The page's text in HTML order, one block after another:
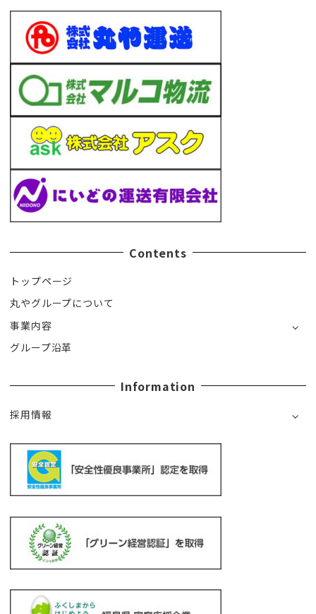
Contents
トップページ
丸やグループについて
事業内容
グループ沿革
Information
採用情報